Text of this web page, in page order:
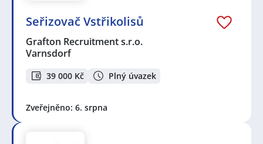
Seřizovač Vstřikolisů
Grafton Recruitment s.r.o.
Varnsdorf
39 000 Kč Plný úvazek
Zveřejněno: 6. srpna